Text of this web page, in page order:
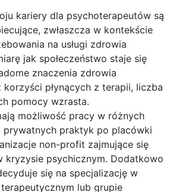
kariery dla psychoterapeutów są
zwłaszcza w kontekście
na usługi zdrowia
jak społeczeństwo staje się
znaczenia zdrowia
płynących z terapii, liczba
pomocy wzrasta.
możliwość pracy w różnych
prywatnych praktyk po placówki
non-profit zajmujące się
kryzysie psychicznym. Dodatkowo
się na specjalizację w
lub grupie